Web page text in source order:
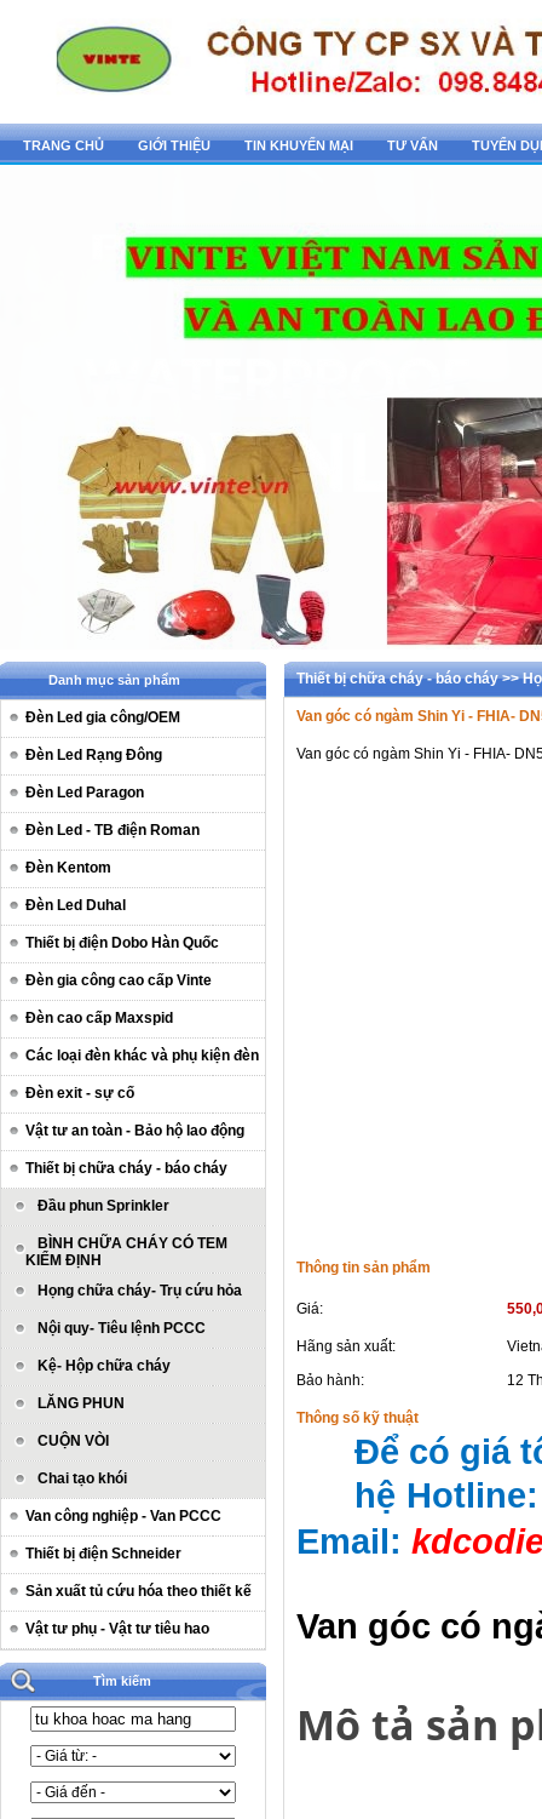
TRANG CHỦ GIỚI THIỆU TIN KHUYẾN MẠI TƯ VẤN TUYỂN
Danh mục sản phẩm
Đèn Led gia công/OEM
Đèn Led Rạng Đông
Đèn Led Paragon
Đèn Led - TB điện Roman
Đèn Kentom
Đèn Led Duhal
Thiết bị điện Dobo Hàn Quốc
Đèn gia công cao cấp Vinte
Đèn cao cấp Maxspid
Các loại đèn khác và phụ kiện đèn
Đèn exit - sự cố
Vật tư an toàn - Bảo hộ lao động
Thiết bị chữa cháy - báo cháy
Đầu phun Sprinkler
BÌNH CHỮA CHÁY CÓ TEM
KIỂM ĐỊNH
Họng chữa cháy- Trụ cứu hỏa
Nội quy- Tiêu lệnh PCCC
Kệ- Hộp chữa cháy
LĂNG PHUN
CUỘN VÒI
Chai tạo khói
Van công nghiệp - Van PCCC
Thiết bị điện Schneider
Sản xuất tủ cứu hóa theo thiết kế
Vật tư phụ - Vật tư tiêu hao
Tìm kiếm
Thiết bị chữa cháy - báo cháy >>
Van góc có ngàm Shin Yi - FHIA-
Van góc có ngàm Shin Yi - FHIA-
Thông tin sản phẩm
Giá:
Hãng sản xuất:
Bảo hành:
12
Thông số kỹ thuật
Để có giá
hệ
Email:
Van góc có
Mô tả sản